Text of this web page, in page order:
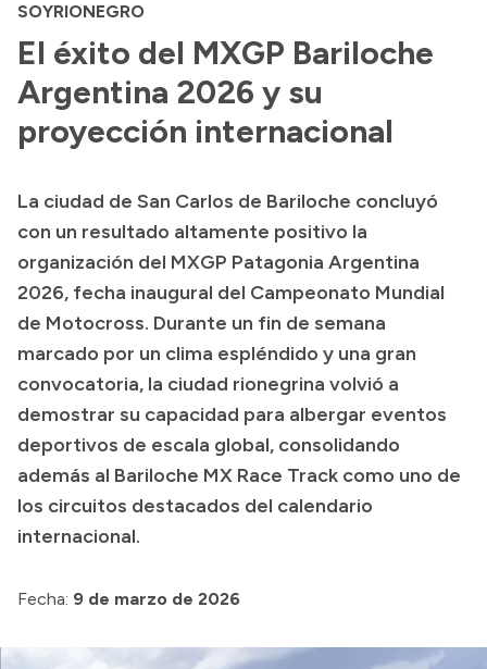
Referentes de prensa
Archivo de noticias
Transparencia
Boletín Oficial
Compras y licitaciones
Consulta de expedientes
Consulta de pago a proveedores
Convocatorias
Intranet
SOYRIONEGRO
El éxito del MXGP Bariloche
Argentina 2026 y su
proyección internacional
La ciudad de San Carlos de Bariloche concluyó
con un resultado altamente positivo la
organización del MXGP Patagonia Argentina
2026, fecha inaugural del Campeonato Mundial
de Motocross. Durante un fin de semana
marcado por un clima espléndido y una gran
convocatoria, la ciudad rionegrina volvió a
demostrar su capacidad para albergar eventos
deportivos de escala global, consolidando
además al Bariloche MX Race Track como uno de
los circuitos destacados del calendario
internacional.
Fecha: 9 de marzo de 2026